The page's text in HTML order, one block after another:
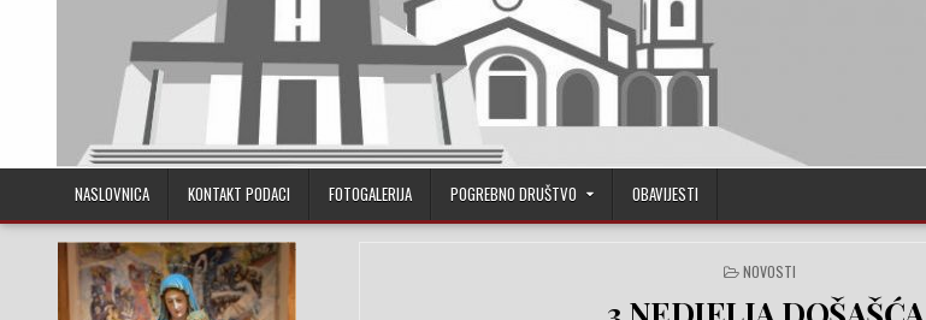
NASLOVNICA KONTAKT PODACI FOTOGALERIJA POGREBNO DRUŠTVO OBAVIJESTI
POSTED IN
NOVOSTI